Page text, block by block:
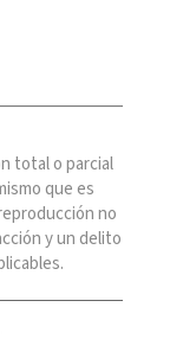
total o parcial
que es
no
y un delito